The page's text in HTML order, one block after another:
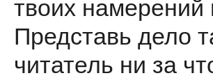
твоих
Представь дело
читатель ни за